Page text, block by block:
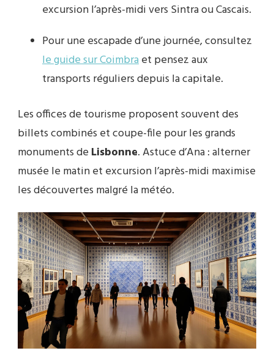
excursion l’après-midi vers Sintra ou Cascais.
Pour une escapade d’une journée, consultez
le guide sur Coimbraet pensez aux
transports réguliers depuis la capitale.
Les offices de tourisme proposent souvent des
billets combinés et coupe-file pour les grands
monuments de Lisbonne. Astuce d’Ana : alterner
musée le matin et excursion l’après-midi maximise
les découvertes malgré la météo.